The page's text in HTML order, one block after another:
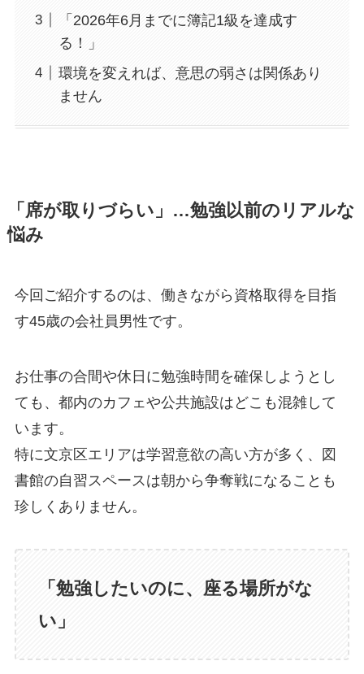
「2026年6月までに簿記1級を達成す
る！」
環境を変えれば、意思の弱さは関係あり
ません
「席が取りづらい」…勉強以前のリアルな
悩み
今回ご紹介するのは、働きながら資格取得を目指
す45歳の会社員男性です。
お仕事の合間や休日に勉強時間を確保しようとし
ても、都内のカフェや公共施設はどこも混雑して
います。
特に文京区エリアは学習意欲の高い方が多く、図
書館の自習スペースは朝から争奪戦になることも
珍しくありません。
「勉強したいのに、座る場所がな
い」